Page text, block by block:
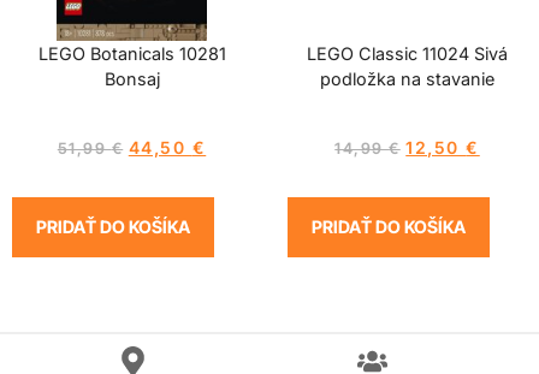
LEGO Botanicals 10281
Bonsaj
51,99€ 44,50 €
PRIDAŤ DO KOŠÍKA
LEGO Classic 11024 Sivá
podložka na stavanie
14,99€ 12,50€
PRIDAŤ DO KOŠÍKA